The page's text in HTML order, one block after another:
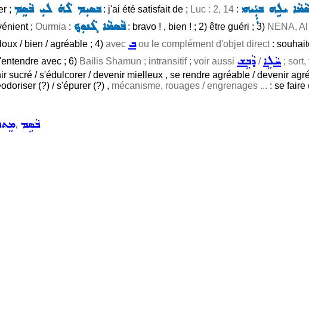
; ܒܣܝܼܡ ܠܵܗܿ ܠܝܼ ܒܵܣܸܡ: j'ai été satisfait de ; Luc : 2, 14 : ܝܠܹܗ ܒܝܼܼܲܝܗܝ
; Ourmia : ܒܵܣܡܵܐ ܓܵܢܘܼܟ݂: bravo ! , bien ! ; 2) être guéri ; 3) NENA,
/ bien / agréable ; 4) avec ܒou le complément d'objet direct:
avec ; 6) Bailis Shamun ; intransitif ; voir aussi ܕܵܒܹܫ /ܚܵܠܹܐ ; sort,
sucré / s'édulcorer / devenir mielleux , se rendre agréable / devenir
(?) / s'épurer (?) , mécanisme, rouages / engrenages ... : se faire
, ܒܵܣܹܡ